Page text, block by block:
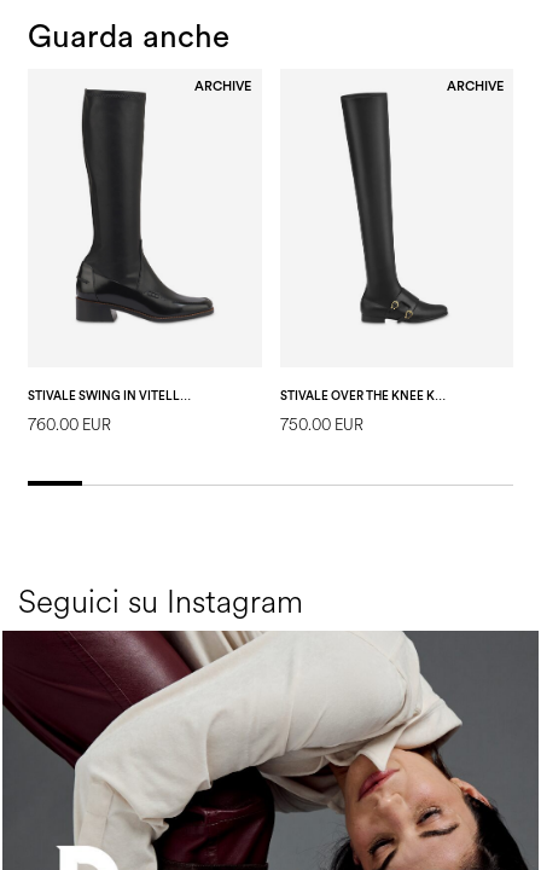
Guarda anche
ARCHIVE
STIVALE SWING IN VITELLO E NAPPA ECO STRETCH NERO/NERO/NERO
760.00 EUR
ARCHIVE
STIVALE OVER THE KNEE KALEIDO IN SOFT PU E VITELLO NERO/NERO
750.00 EUR
Seguici su Instagram